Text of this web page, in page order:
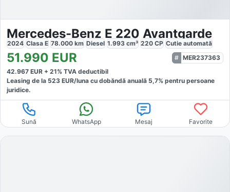
Mercedes-Benz E 220 Avantgarde
2024 Clasa E 78.000 km Diesel 1.993 cm³ 220 CP Cutie automată
51.990 EUR
MER237363
42.967 EUR + 21% TVA deductibil
Leasing de la 523 EUR/luna cu dobăndă anuală 5,7% pentru persoane
juridice.
Sună WhatsApp Mesaj Favorite